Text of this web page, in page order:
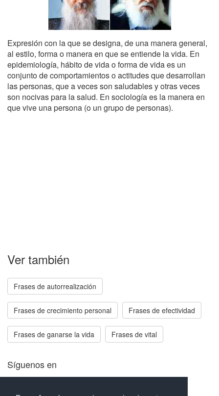
Expresión con la que se designa, de una manera general,
al estilo, forma o manera en que se entiende la vida. En
epidemiología, hábito de vida o forma de vida es un
conjunto de comportamientos o actitudes que desarrollan
las personas, que a veces son saludables y otras veces
son nocivas para la salud. En sociología es la manera en
que vive una persona (o un grupo de personas).
Ver también
Frases de autorrealización
Frases de crecimiento personal Frases de efectividad
Frases de ganarse la vida Frases de vital
Síguenos en